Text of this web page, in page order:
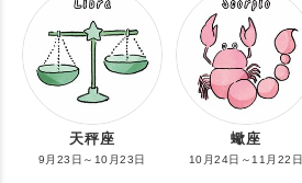
天秤座
9月23日～10月23日
蠍座
10月24日～11月22日